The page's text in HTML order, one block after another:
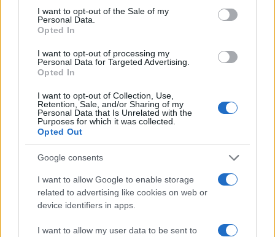
consent section.
I want to opt-out of the Sale of my
Personal Data.
Opted In
I want to opt-out of processing my
Personal Data for Targeted Advertising.
Opted In
I want to opt-out of Collection, Use,
Retention, Sale, and/or Sharing of my
Personal Data that Is Unrelated with the
Purposes for which it was collected.
Opted Out
Google consents
I want to allow Google to enable storage
related to advertising like cookies on web or
device identifiers in apps.
I want to allow my user data to be sent to